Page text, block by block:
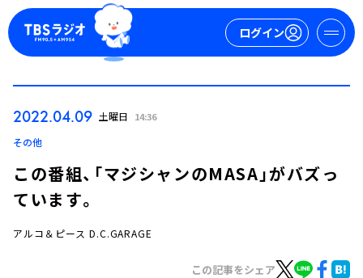
ログイン
2022.04.09 土曜日 14:36
その他
この番組、「マジシャンのMASA」がバズっ
ています。
アルコ＆ピース D.C.GARAGE
この記事をシェア